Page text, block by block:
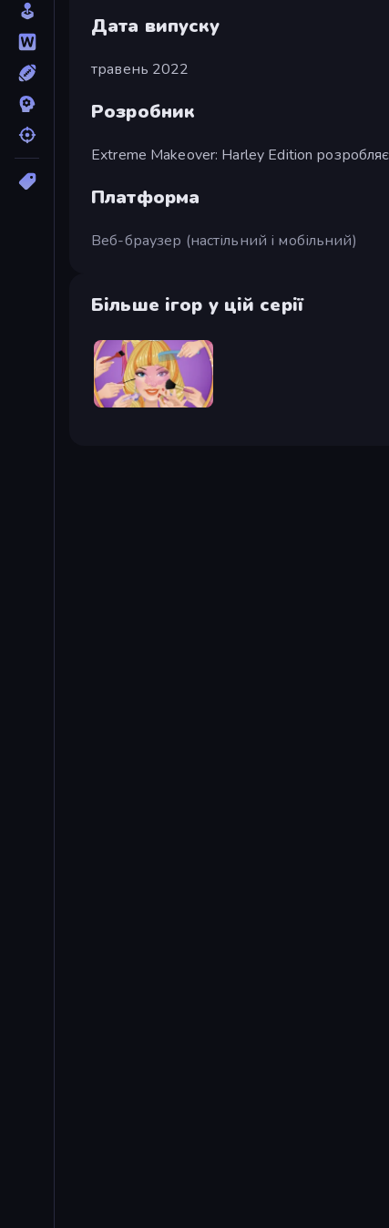
Дата випуску
травень 2022
Розробник
Extreme Makeover: Harley Edition
Платформа
Веб-браузер (настільний і мобільний)
Більше ігор у цій серії
Extreme Makeover